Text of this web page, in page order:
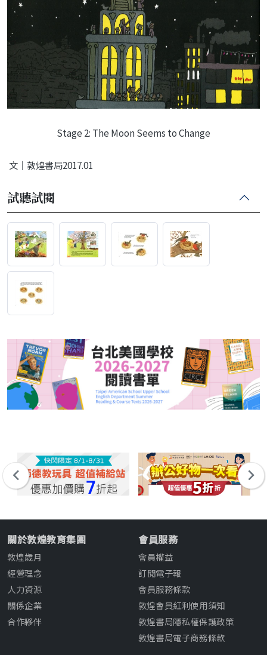
Stage 2: The Moon Seems to Change
文｜敦煌書局2017.01
試聽試閱
關於敦煌教育集團
敦煌歲月
經營理念
人力資源
關係企業
合作夥伴
會員服務
會員權益
訂閱電子報
會員服務條款
敦煌會員紅利使用須知
敦煌書局隱私權保護政策
敦煌書局電子商務條款